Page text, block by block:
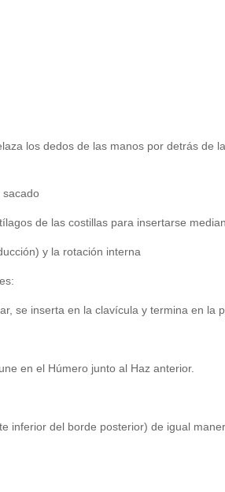
los dedos de las manos por detrás de
sacado
de las costillas para insertarse
y la rotación interna
se inserta en la clavícula y termina en la
en el Húmero junto al Haz anterior.
inferior del borde posterior) de igual